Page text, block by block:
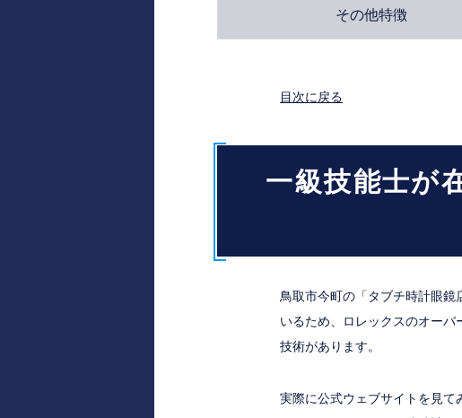
その他特徴
目次に戻る
一級技能士が
鳥取市今町の「タブチ時計眼
いるため、ロレックスのオー
技術があります。
実際に公式ウェブサイトを見